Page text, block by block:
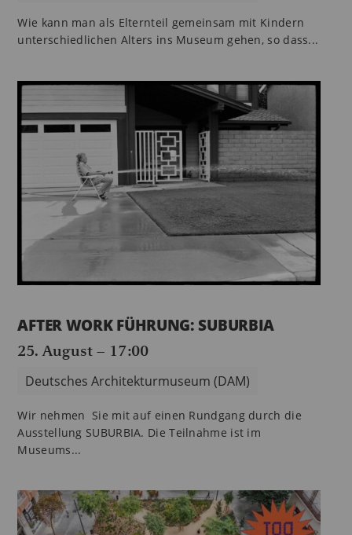
Wie kann man als Elternteil gemeinsam mit Kindern
unterschiedlichen Alters ins Museum gehen, so dass...
AFTER WORK FÜHRUNG: SUBURBIA
25. August – 17:00
Deutsches Architekturmuseum (DAM)
Wir nehmen Sie mit auf einen Rundgang durch die
Ausstellung SUBURBIA. Die Teilnahme ist im
Museums...